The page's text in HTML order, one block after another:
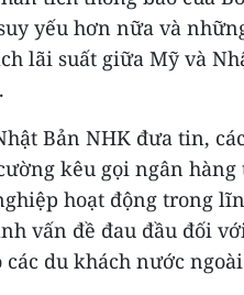
yếu hơn nữa và
lãi suất giữa Mỹ và
Bản NHK đưa tin,
kêu gọi ngân
hoạt động trong
vấn đề đau đầu đối
du khách nước